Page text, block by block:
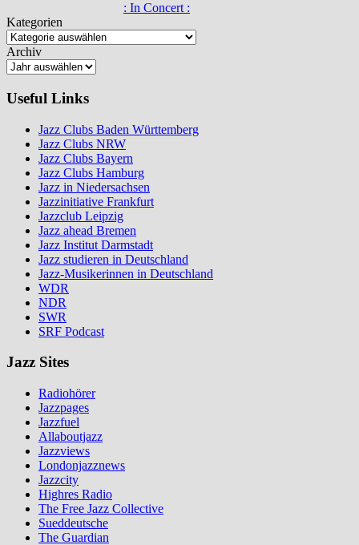
: In Concert :
Kategorien
Archiv
Useful Links
Jazz Clubs Baden Württemberg
Jazz Clubs NRW
Jazz Clubs Bayern
Jazz Clubs Hamburg
Jazz in Niedersachsen
Jazzinitiative Frankfurt
Jazzclub Leipzig
Jazz ahead Bremen
Jazz Institut Darmstadt
Jazz studieren in Deutschland
Jazz-Musikerinnen in Deutschland
WDR
NDR
SWR
SRF Podcast
Jazz Sites
Radiohörer
Jazzpages
Jazzfuel
Allaboutjazz
Jazzviews
Londonjazznews
Jazzcity
Highres Radio
The Free Jazz Collective
Sueddeutsche
The Guardian